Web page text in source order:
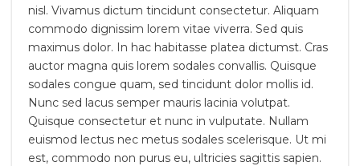
nisl. Vivamus dictum tincidunt consectetur. Aliquam
commodo dignissim lorem vitae viverra. Sed quis
maximus dolor. In hac habitasse platea dictumst. Cras
auctor magna quis lorem sodales convallis. Quisque
sodales congue quam, sed tincidunt dolor mollis id.
Nunc sed lacus semper mauris lacinia volutpat.
Quisque consectetur et nunc in vulputate. Nullam
euismod lectus nec metus sodales scelerisque. Ut mi
est, commodo non purus eu, ultricies sagittis sapien.